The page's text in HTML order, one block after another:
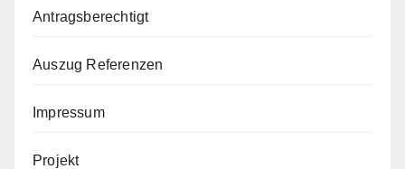
Antragsberechtigt
Auszug Referenzen
Impressum
Projekt